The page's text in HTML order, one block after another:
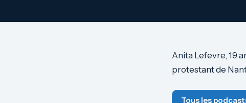
Anita Lefevre, 19
protestant de
Tous les